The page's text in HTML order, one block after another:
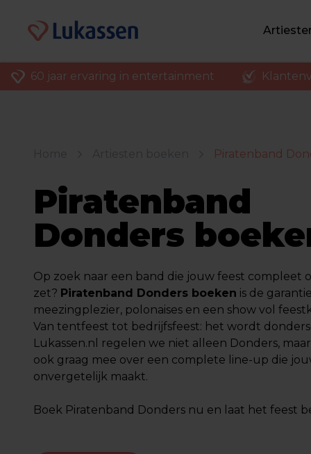
60 jaar ervaring in entertainment
Piratenband
Piratenband
Donders
Op zoek naar een band die jouw feest compleet
zet? Piratenband Donders boeken is de
meezingplezier, polonaises en een show vol
Van tentfeest tot bedrijfsfeest: het wordt
Lukassen.nl regelen we niet alleen Donders,
ook graag mee over een complete line-up die
onvergetelijk maakt.
Boek Piratenband Donders nu en laat het feest